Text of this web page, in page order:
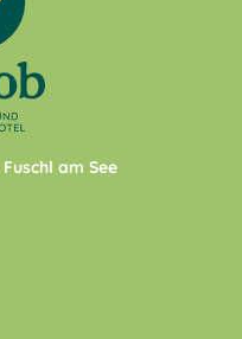
Fuschl am See